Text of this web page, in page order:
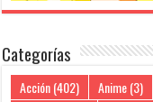
Categorías
Acción(402) Anime(3)